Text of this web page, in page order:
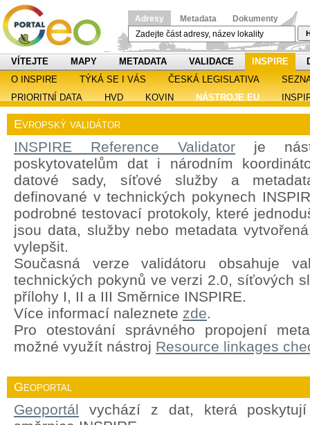
Adresy Metadata Dokumenty
VÍTEJTE MAPY METADATA VALIDACE INSPIRE
O INSPIRE
TÝKÁ SE I VÁS ČESKÁ LEGISLATIVA
PRIORITNÍ DATA
HVD KOVIN NÁSTROJE EU
Evropský validátor
INSPIRE Reference Validator je
poskytovatelům dat i národním
datové sady, síťové služby a
definované v technických pokynech
podrobné testovací protokoly, které
jsou data, služby nebo metadata
vylepšit.
Současná verze validátoru obsahuje
technických pokynů ve verzi 2.0, síťových
přílohy I, II a III Směrnice INSPIRE.
Více informací naleznete zde.
Pro otestování správného propojení
možné využít nástroj Resource linkages
Geoportal
Geoportál vychází z dat, která